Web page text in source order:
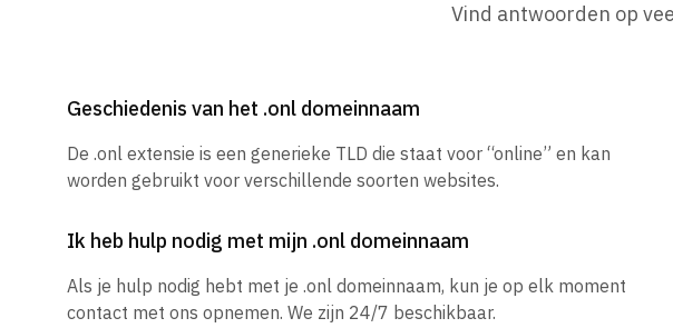
Vind antwoorden op
Geschiedenis van het .onl domeinnaam
De .onl extensie is een generieke TLD die staat voor “online” en kan
worden gebruikt voor verschillende soorten websites.
Ik heb hulp nodig met mijn .onl domeinnaam
Als je hulp nodig hebt met je .onl domeinnaam, kun je op elk moment
contact met ons opnemen. We zijn 24/7 beschikbaar.